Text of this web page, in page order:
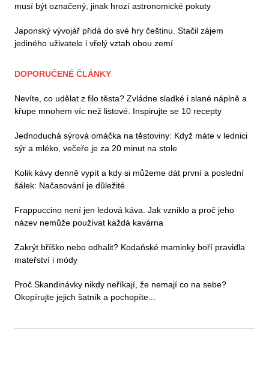
musí být označený, jinak hrozí astronomické pokuty
Japonský vývojář přidá do své hry češtinu. Stačil zájem
jediného uživatele i vřelý vztah obou zemí
DOPORUČENÉ ČLÁNKY
Nevíte, co udělat z filo těsta? Zvládne sladké i slané náplně a
křupe mnohem víc než listové. Inspirujte se 10 recepty
Jednoduchá sýrová omáčka na těstoviny: Když máte v lednici
sýr a mléko, večeře je za 20 minut na stole
Kolik kávy denně vypít a kdy si můžeme dát první a poslední
šálek: Načasování je důležité
Frappuccino není jen ledová káva. Jak vzniklo a proč jeho
název nemůže používat každá kavárna
Zakrýt bříško nebo odhalit? Kodaňské maminky boří pravidla
mateřství i módy
Proč Skandinávky nikdy neříkají, že nemají co na sebe?
Okopírujte jejich šatník a pochopíte...